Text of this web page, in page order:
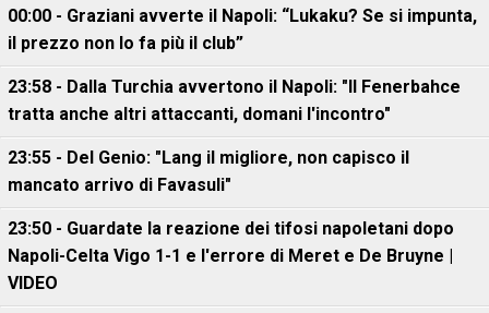
00:00 - Graziani avverte il Napoli: “Lukaku? Se si impunta,
il prezzo non lo fa più il club”
23:58 - Dalla Turchia avvertono il Napoli: "Il Fenerbahce
tratta anche altri attaccanti, domani l'incontro"
23:55 - Del Genio: "Lang il migliore, non capisco il
mancato arrivo di Favasuli"
23:50 - Guardate la reazione dei tifosi napoletani dopo
Napoli-Celta Vigo 1-1 e l'errore di Meret e De Bruyne |
VIDEO